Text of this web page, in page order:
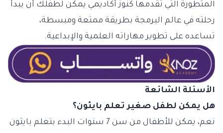
المتطورة التي تقدمها كنوز أكاديمي يمكن لطفلك أن يبدأ
رحلته في عالم البرمجة بطريقة ممتعة ومبسطة،
تساعده على تطوير مهاراته العلمية والإبداعية.
الأسئلة الشائعة
هل يمكن لطفل صغير تعلم بايثون؟
نعم، يمكن للأطفال من سن 7 سنوات البدء بتعلم بايثون